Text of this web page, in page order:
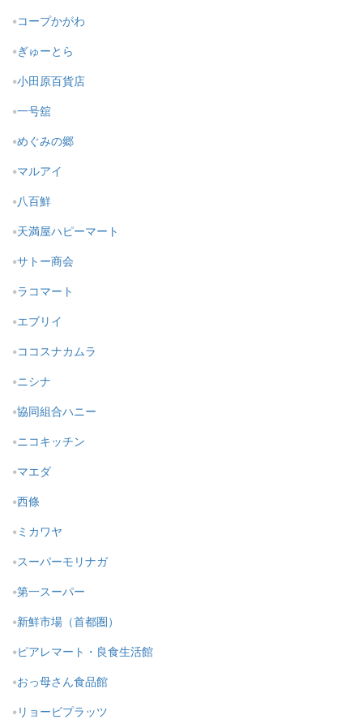
コープかがわ
ぎゅーとら
小田原百貨店
一号舘
めぐみの郷
マルアイ
八百鮮
天満屋ハピーマート
サトー商会
ラコマート
エブリイ
ココスナカムラ
ニシナ
協同組合ハニー
ニコキッチン
マエダ
西條
ミカワヤ
スーパーモリナガ
第一スーパー
新鮮市場（首都圏）
ピアレマート・良食生活館
おっ母さん食品館
リョービプラッツ